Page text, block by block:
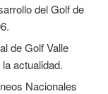
del Golf de
de Golf Valle
actualidad.
Nacionales